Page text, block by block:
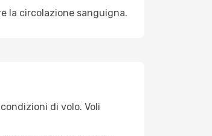
la circolazione sanguigna.
di volo. Voli